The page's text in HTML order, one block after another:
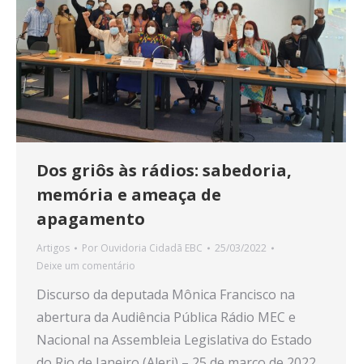
Dos griôs às rádios: sabedoria,
memória e ameaça de
apagamento
Artigos Por Ouvidoria Cidadã EBC
25/03/2022
Deixe um comentário
Discurso da deputada Mônica Francisco na
abertura da Audiência Pública Rádio MEC e
Nacional na Assembleia Legislativa do Estado